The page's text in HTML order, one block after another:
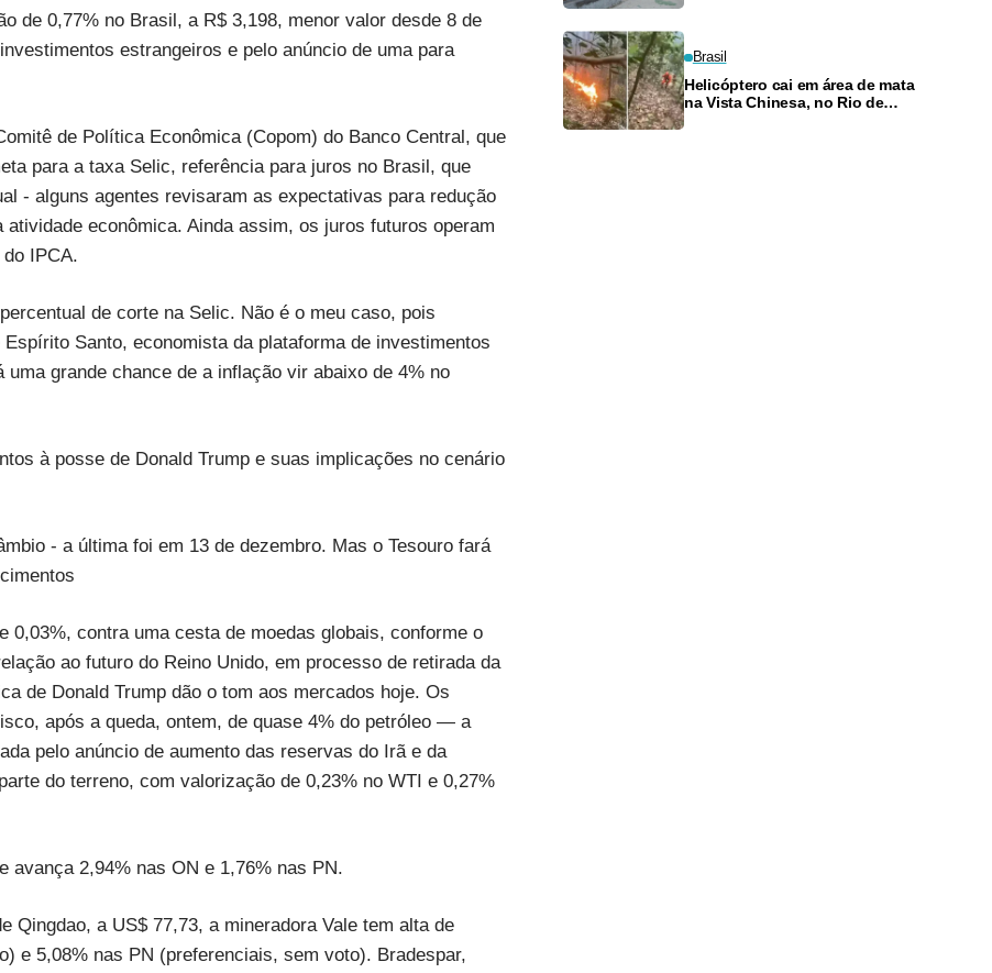
de 0,77% no Brasil, a R$ 3,198, menor valor desde 8 de
estrangeiros e pelo anúncio de uma para
de Política Econômica (Copom) do Banco Central, que
para a taxa Selic, referência para juros no Brasil, que
- alguns agentes revisaram as expectativas para redução
econômica. Ainda assim, os juros futuros operam
IPCA.
de corte na Selic. Não é o meu caso, pois
Santo, economista da plataforma de investimentos
grande chance de a inflação vir abaixo de 4% no
à posse de Donald Trump e suas implicações no cenário
- a última foi em 13 de dezembro. Mas o Tesouro fará
0,03%, contra uma cesta de moedas globais, conforme o
ao futuro do Reino Unido, em processo de retirada da
de Donald Trump dão o tom aos mercados hoje. Os
após a queda, ontem, de quase 4% do petróleo — a
pelo anúncio de aumento das reservas do Irã e da
do terreno, com valorização de 0,23% no WTI e 0,27%
avança 2,94% nas ON e 1,76% nas PN.
Qingdao, a US$ 77,73, a mineradora Vale tem alta de
e 5,08% nas PN (preferenciais, sem voto). Bradespar,
Brasil
Helicóptero cai em área de mata
na Vista Chinesa, no Rio de